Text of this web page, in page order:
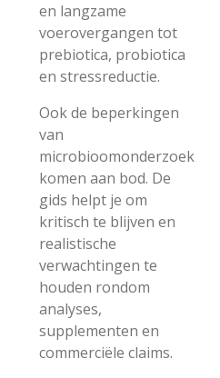
en langzame
voerovergangen tot
prebiotica, probiotica
en stressreductie.
Ook de beperkingen
van
microbioomonderzoek
komen aan bod. De
gids helpt je om
kritisch te blijven en
realistische
verwachtingen te
houden rondom
analyses,
supplementen en
commerciële claims.